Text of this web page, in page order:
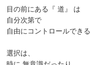
目の前にある『 道』 は
自分次第で
自由にコントロールできる
選択は、